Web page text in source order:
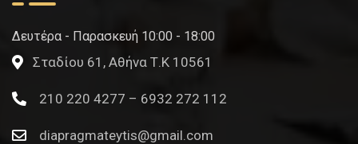
Δευτέρα - Παρασκευή 10:00 - 18:00
Σταδίου 61, Αθήνα Τ.Κ 10561
210 220 4277 – 6932 272 112
diapragmateytis@gmail.com